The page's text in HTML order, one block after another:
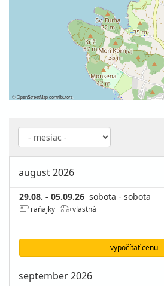
©OpenStreetMapcontributors
august 2026
29.08. - 05.09.26 sobota - sobota
raňajky vlastná
vypočítať cenu
september 2026